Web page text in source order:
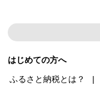
はじめての方へ
ふるさと納税とは？